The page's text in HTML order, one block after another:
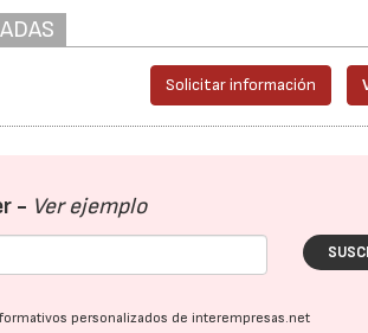
Solicitar información
- Ver ejemplo
personalizados de interempresas.net